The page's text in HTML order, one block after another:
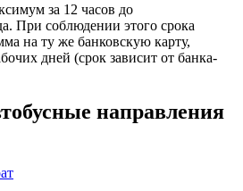
за 12 часов до
При соблюдении этого срока
на ту же банковскую карту,
дней (срок зависит от банка-
направления